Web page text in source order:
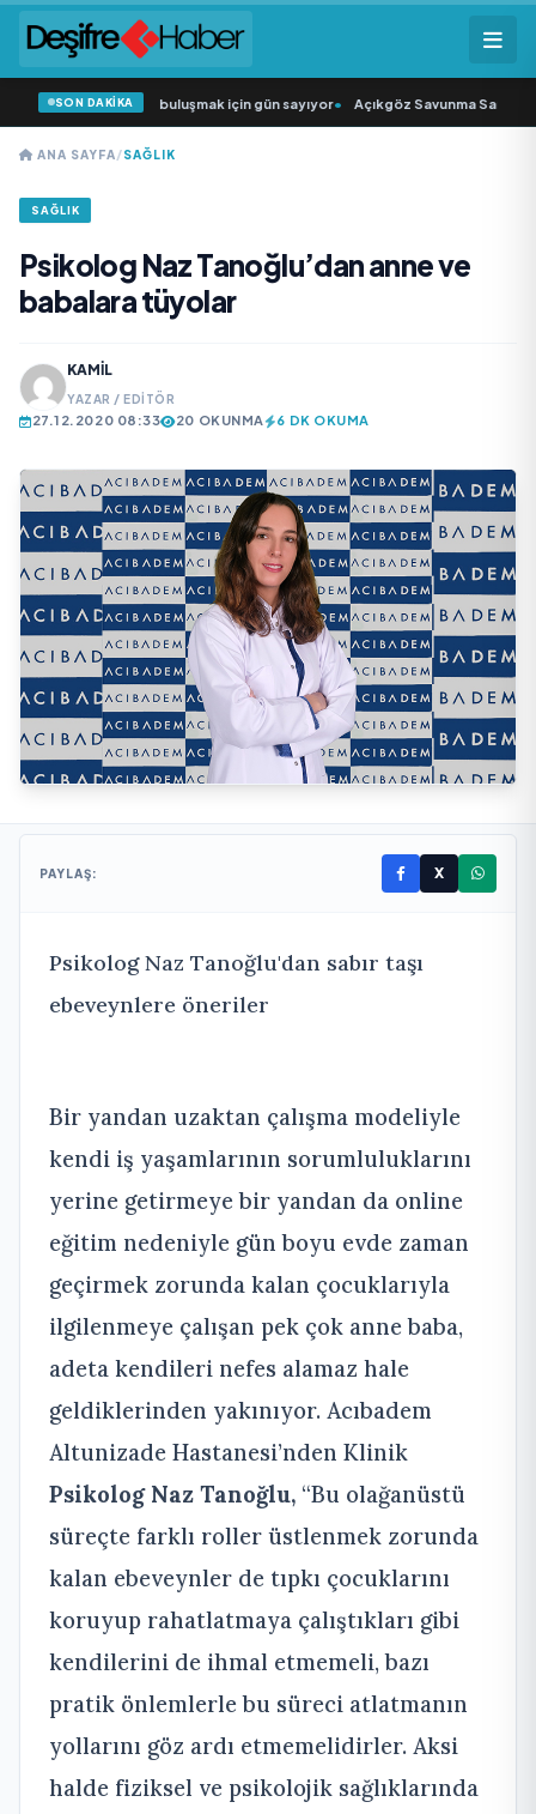
SON DAKİKA
seyircisiyle buluşmak için gün sayıyor• Açıkgöz Savunma Sanayi AŞ
ANA SAYFA/SAĞLIK
SAĞLIK
Psikolog Naz Tanoğlu’dan anne ve
babalara tüyolar
KAMIL
YAZAR / EDITÖR
27.12.2020 08:33 20 OKUNMA 6 DK OKUMA
PAYLAŞ: X
Psikolog Naz Tanoğlu'dan sabır taşı
ebeveynlere öneriler
Bir yandan uzaktan çalışma modeliyle
kendi iş yaşamlarının sorumluluklarını
yerine getirmeye bir yandan da online
eğitim nedeniyle gün boyu evde zaman
geçirmek zorunda kalan çocuklarıyla
ilgilenmeye çalışan pek çok anne baba,
adeta kendileri nefes alamaz hale
geldiklerinden yakınıyor. Acıbadem
Altunizade Hastanesi’nden Klinik
Psikolog Naz Tanoğlu, “Bu olağanüstü
süreçte farklı roller üstlenmek zorunda
kalan ebeveynler de tıpkı çocuklarını
koruyup rahatlatmaya çalıştıkları gibi
kendilerini de ihmal etmemeli, bazı
pratik önlemlerle bu süreci atlatmanın
yollarını göz ardı etmemelidirler. Aksi
halde fiziksel ve psikolojik sağlıklarında